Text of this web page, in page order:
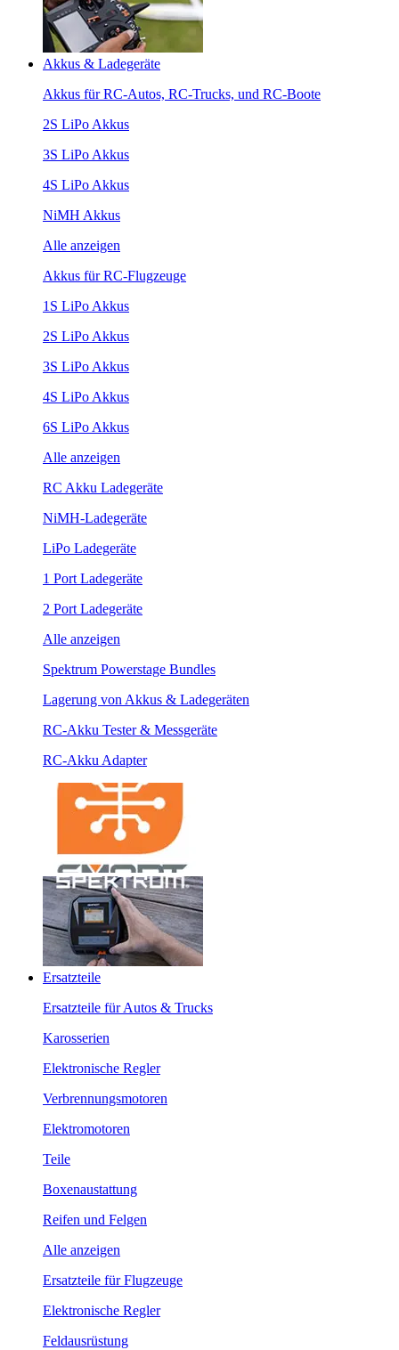
Akkus & Ladegeräte
Akkus für RC-Autos, RC-Trucks, und RC-Boote
2S LiPo Akkus
3S LiPo Akkus
4S LiPo Akkus
NiMH Akkus
Alle anzeigen
Akkus für RC-Flugzeuge
1S LiPo Akkus
2S LiPo Akkus
3S LiPo Akkus
4S LiPo Akkus
6S LiPo Akkus
Alle anzeigen
RC Akku Ladegeräte
NiMH-Ladegeräte
LiPo Ladegeräte
1 Port Ladegeräte
2 Port Ladegeräte
Alle anzeigen
Spektrum Powerstage Bundles
Lagerung von Akkus & Ladegeräten
RC-Akku Tester & Messgeräte
RC-Akku Adapter
Ersatzteile
Ersatzteile für Autos & Trucks
Karosserien
Elektronische Regler
Verbrennungsmotoren
Elektromotoren
Teile
Boxenaustattung
Reifen und Felgen
Alle anzeigen
Ersatzteile für Flugzeuge
Elektronische Regler
Feldausrüstung